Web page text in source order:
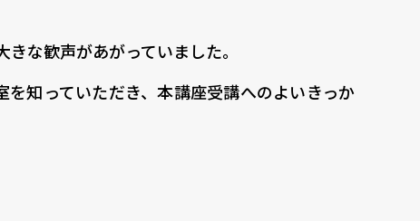
な歓声があがっていました。
知っていただき、本講座受講へのよいきっか